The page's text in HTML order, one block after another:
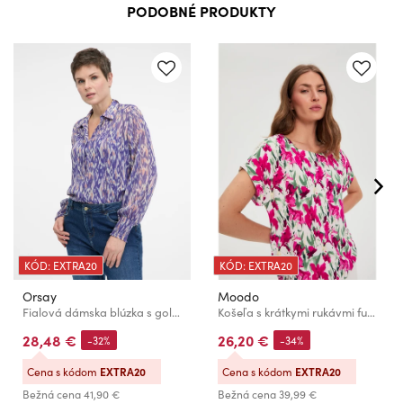
PODOBNÉ PRODUKTY
KÓD: EXTRA20
Orsay
Fialová dámska blúzka s golierom ORSAY
28,48 €
Bežná cena41,90 €
-32%
Cena s kódom EXTRA20
KÓD: EXTRA20
Moodo
Košeľa s krátkymi rukávmi fuchsiová Moodo
26,20 €
Bežná cena39,99 €
-34%
Cena s kódom EXTRA20